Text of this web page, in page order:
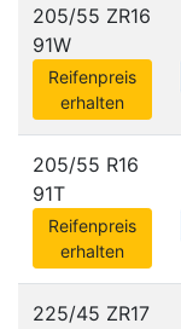
205/55 ZR16
91W
Reifenpreis
erhalten
205/55 R16
91T
Reifenpreis
erhalten
225/45 ZR17